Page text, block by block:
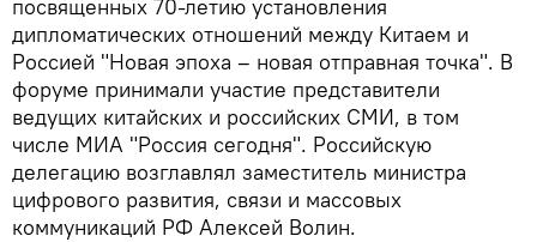
посвященных 70-летию установления
дипломатических отношений между Китаем и
Россией "Новая эпоха – новая отправная точка". В
форуме принимали участие представители
ведущих китайских и российских СМИ, в том
числе МИА "Россия сегодня". Российскую
делегацию возглавлял заместитель министра
цифрового развития, связи и массовых
коммуникаций РФ Алексей Волин.